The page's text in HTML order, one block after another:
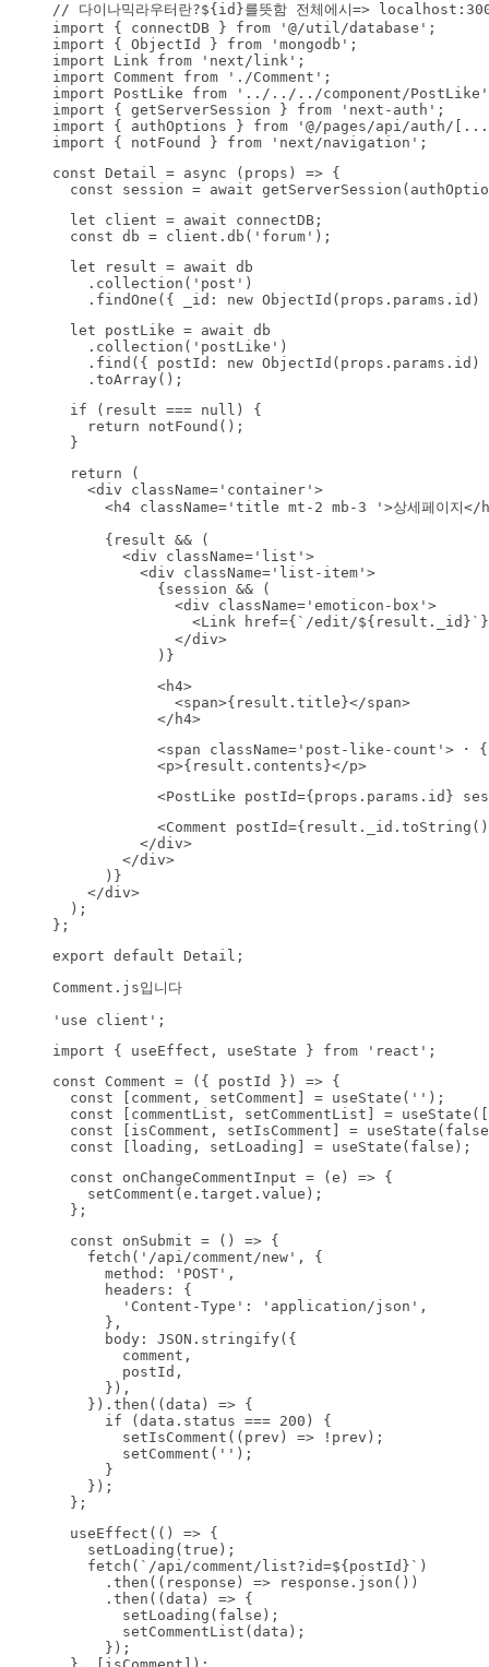
// 다이나믹라우터란?${id}를뜻함 전체에시=>
import { connectDB } from '@/util/database';
import { ObjectId } from 'mongodb';
import Link from 'next/link';
import Comment from './Comment';
import PostLike from '../../../component/
import { getServerSession } from 'next-auth';
import { authOptions } from '@/pages/api/auth/
import { notFound } from 'next/navigation';
const Detail = async (props) => {
const session = await
let client = await connectDB;
const db = client.db('forum');
let result = await db
.collection('post')
.findOne({ _id: new
let postLike = await db
.collection('postLike')
.find({ postId: new ObjectId(props.params.id)
.toArray();
if (result === null) {
return notFound();
}
return (
<div className='container'>
<h4 className='title mt-2 mb-3 '>상세페이지</
{result && (
<div className='list'>
<div className='list-item'>
{session && (
<div className='emoticon-box'>
<Link href={`/edit/
</div>
)}
<h4>
<span>{result.title}</span>
</h4>
<span className='post-like-count'> ･
<p>{result.contents}</p>
<PostLike postId={props.params.id}
<Comment
</div>
</div>
)}
</div>
);
};
export default Detail;
'use client';
import { useEffect, useState } from 'react';
const Comment = ({ postId }) => {
const [comment, setComment] = useState('');
const [commentList, setCommentList] =
const [isComment, setIsComment] =
const [loading, setLoading] = useState(false);
const onChangeCommentInput = (e) => {
setComment(e.target.value);
};
const onSubmit = () => {
fetch('/api/comment/new', {
method: 'POST',
headers: {
'Content-Type': 'application/json',
},
body: JSON.stringify({
comment,
postId,
}),
}).then((data) => {
if (data.status === 200) {
setIsComment((prev) => !prev);
setComment('');
}
});
};
useEffect(() => {
setLoading(true);
fetch(`/api/comment/list?id=${postId}`)
.then((response) => response.json())
.then((data) => {
setLoading(false);
setCommentList(data);
});